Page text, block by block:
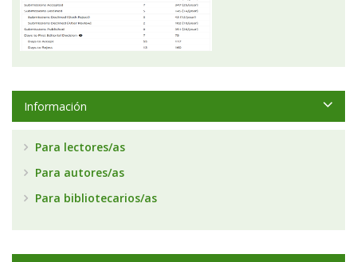
Información
Para lectores/as
Para autores/as
Para bibliotecarios/as